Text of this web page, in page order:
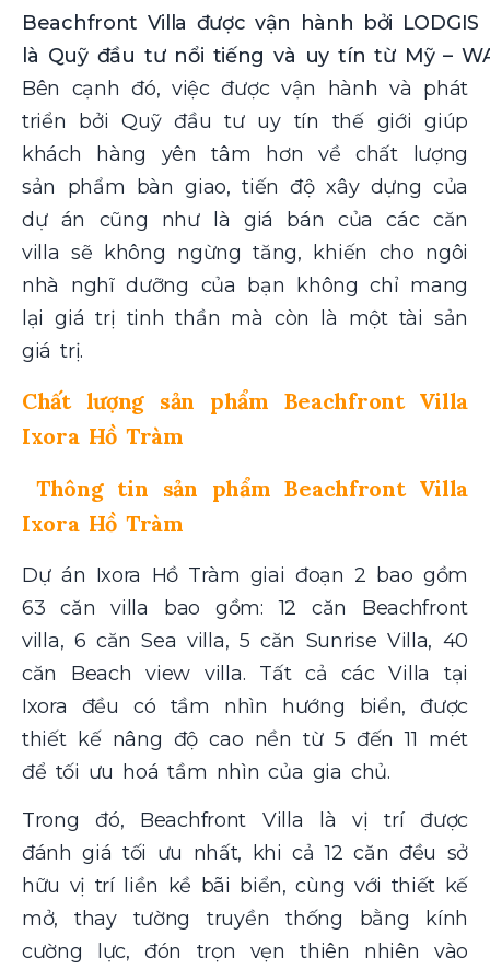
Beachfront Villa được vận hành bởi
là Quỹ đầu tư nổi tiếng và uy tín từ Mỹ –
Bên cạnh đó, việc được vận hành và phát
triển bởi Quỹ đầu tư uy tín thế giới giúp
khách hàng yên tâm hơn về chất lượng
sản phẩm bàn giao, tiến độ xây dựng của
dự án cũng như là giá bán của các căn
villa sẽ không ngừng tăng, khiến cho ngôi
nhà nghĩ dưỡng của bạn không chỉ mang
lại giá trị tinh thần mà còn là một tài sản
giá trị.
Chất lượng sản phẩm Beachfront Villa
Ixora Hồ Tràm
Thông tin sản phẩm Beachfront Villa
Ixora Hồ Tràm
Dự án Ixora Hồ Tràm giai đoạn 2 bao gồm
63 căn villa bao gồm: 12 căn Beachfront
villa, 6 căn Sea villa, 5 căn Sunrise Villa, 40
căn Beach view villa. Tất cả các Villa tại
Ixora đều có tầm nhìn hướng biển, được
thiết kế nâng độ cao nền từ 5 đến 11 mét
để tối ưu hoá tầm nhìn của gia chủ.
Trong đó, Beachfront Villa là vị trí được
đánh giá tối ưu nhất, khi cả 12 căn đều sở
hữu vị trí liền kề bãi biển, cùng với thiết kế
mở, thay tường truyền thống bằng kính
cường lực, đón trọn vẹn thiên nhiên vào